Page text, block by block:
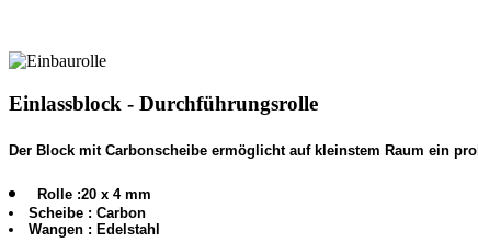
Einlassblock - Durchführungsrolle
Der Block mit Carbonscheibe ermöglicht auf kleinstem Raum ein
Rolle :20 x 4 mm
Scheibe : Carbon
Wangen : Edelstahl